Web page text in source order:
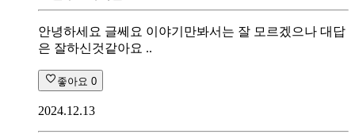
안녕하세요 글쎄요 이야기만봐서는 잘 모르겠으나 대답
은 잘하신것같아요 ..
좋아요 0
2024.12.13